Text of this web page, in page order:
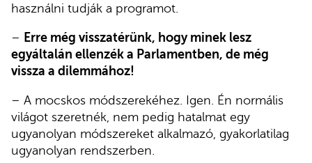
használni tudják a programot.
– Erre még visszatérünk, hogy minek lesz
egyáltalán ellenzék a Parlamentben, de még
vissza a dilemmához!
– A mocskos módszerekéhez. Igen. Én normális
világot szeretnék, nem pedig hatalmat egy
ugyanolyan módszereket alkalmazó, gyakorlatilag
ugyanolyan rendszerben.